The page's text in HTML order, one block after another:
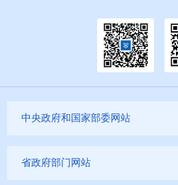
中央政府和国家部委网站
省政府部门网站